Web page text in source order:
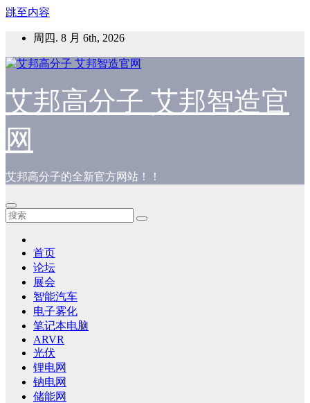
跳至内容
周四. 8 月 6th, 2026
艾邦高分子 艾邦智造官
网
艾邦高分子的全新官方网站！！
首页
论坛
展会
智能汽车
电子雾化
笔记本电脑
ARVR
光伏
锂电网
钠电网
储能网